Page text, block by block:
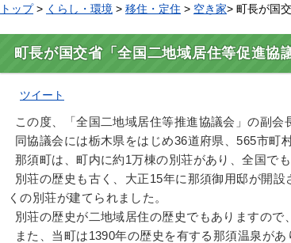
トップ> くらし・環境 > 移住・定住 > 空き家> 町長が国
町長が国交省「全国二地域居住等促進協
ツイート
この度、「全国二地域居住等推進協議会」の副会
同協議会には栃木県をはじめ36道府県、565市町
那須町は、町内に約1万棟の別荘があり、全国で
別荘の歴史も古く、大正15年に那須御用邸が開
くの別荘が建てられました。
別荘の歴史が二地域居住の歴史でもありますので
また、当町は1390年の歴史を有する那須温泉が